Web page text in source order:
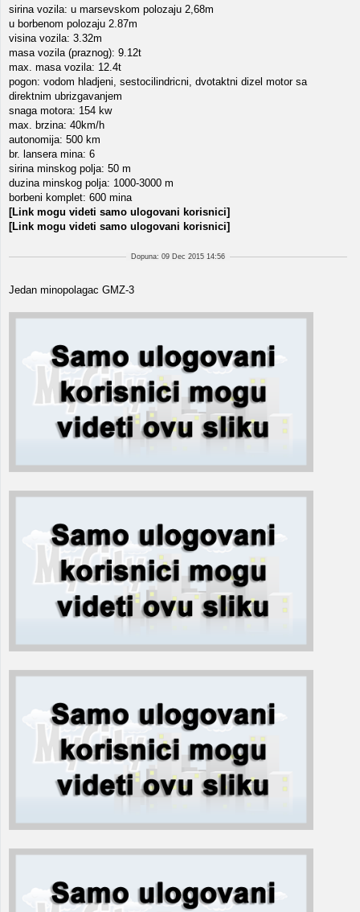
sirina vozila: u marsevskom polozaju 2,68m
u borbenom polozaju 2.87m
visina vozila: 3.32m
masa vozila (praznog): 9.12t
max. masa vozila: 12.4t
pogon: vodom hladjeni, sestocilindricni, dvotaktni dizel motor sa
direktnim ubrizgavanjem
snaga motora: 154 kw
max. brzina: 40km/h
autonomija: 500 km
br. lansera mina: 6
sirina minskog polja: 50 m
duzina minskog polja: 1000-3000 m
borbeni komplet: 600 mina
[Link mogu videti samo ulogovani korisnici]
[Link mogu videti samo ulogovani korisnici]
Dopuna: 09 Dec 2015 14:56
Jedan minopolagac GMZ-3